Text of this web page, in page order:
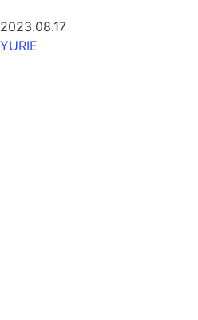
2023.08.17
YURIE